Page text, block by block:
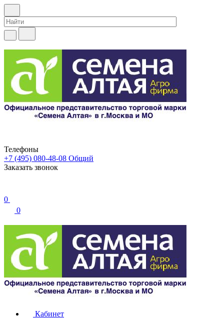
Телефоны
+7 (495) 080-48-08 Общий
Заказать звонок
0
0
Кабинет